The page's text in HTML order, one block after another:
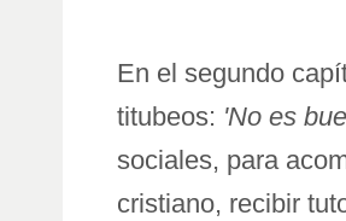
En el segundo
titubeos: 'No es
sociales, para
cristiano, recibir